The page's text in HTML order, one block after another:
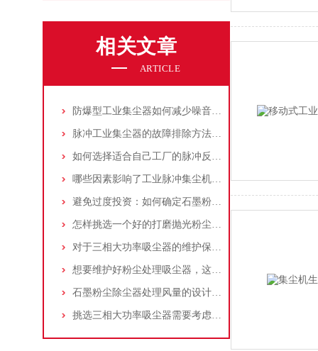
相关文章
ARTICLE
防爆型工业集尘器如何减少噪音?三个方法轻松解决
脉冲工业集尘器的故障排除方法和注意事项
如何选择适合自己工厂的脉冲反吹工业集尘器
哪些因素影响了工业脉冲集尘机的使用寿命？
避免过度投资：如何确定石墨粉尘除尘器的合理价格区间
怎样挑选一个好的打磨抛光粉尘吸尘器
对于三相大功率吸尘器的维护保养，你了解多少
想要维护好粉尘处理吸尘器，这几个措施真的很重要！
石墨粉尘除尘器处理风量的设计，你了解多少
挑选三相大功率吸尘器需要考虑哪些问题？